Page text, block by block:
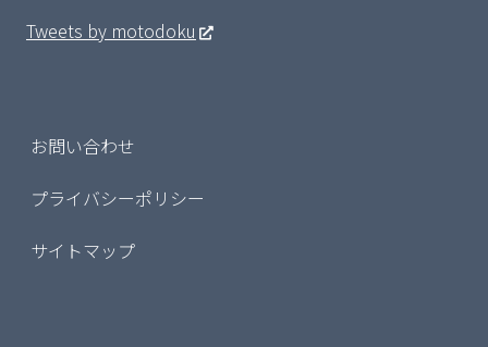
Tweets by motodoku
お問い合わせ
プライバシーポリシー
サイトマップ